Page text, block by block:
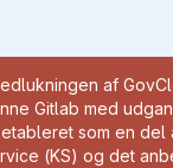
af
Gitlab med
som en del
(KS) og det